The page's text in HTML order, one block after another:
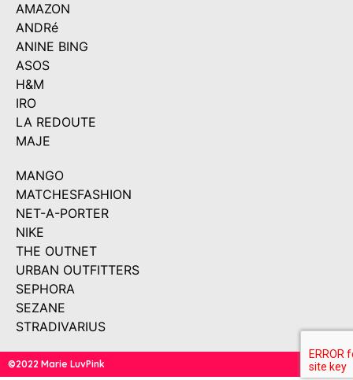
AMAZON
ANDRé
ANINE BING
ASOS
H&M
IRO
LA REDOUTE
MAJE
MANGO
MATCHESFASHION
NET-A-PORTER
NIKE
THE OUTNET
URBAN OUTFITTERS
SEPHORA
SEZANE
STRADIVARIUS
©2022 Marie LuvPink